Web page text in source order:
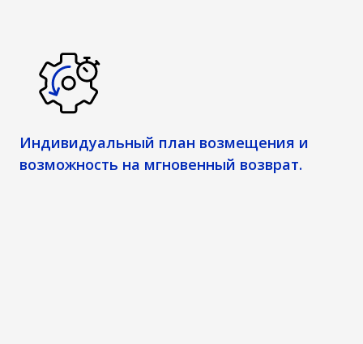
Индивидуальный план возмещения и
возможность на мгновенный возврат.